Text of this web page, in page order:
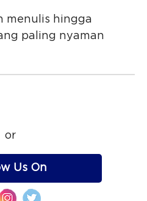
menulis hingga
paling nyaman
or
Us On